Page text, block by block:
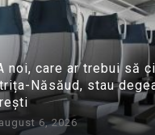
noi, care ar trebui să
Năsăud, stau
august 6, 2026